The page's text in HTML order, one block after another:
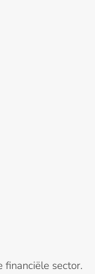
financiële sector.